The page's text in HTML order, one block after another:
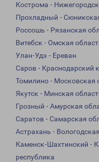
Кострома -
Прохладный -
Россошь - Рязанская
Витебск - Омская
Улан-Удэ - Ереван
Саров - Краснодарский
Томилино - Московская
Якутск - Минская
Грозный - Амурская
Саратов - Самарская
Астрахань -
Каменск-Шахтинский -
республика